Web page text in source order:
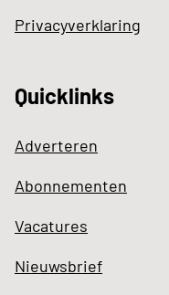
Privacyverklaring
Quicklinks
Adverteren
Abonnementen
Vacatures
Nieuwsbrief